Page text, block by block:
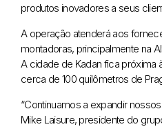
produtos inovadores a seus
A operação atenderá aos
montadoras, principalmente na
A cidade de Kadan fica próxima
cerca de 100 quilômetros de
“Continuamos a expandir
Mike Laisure, presidente do